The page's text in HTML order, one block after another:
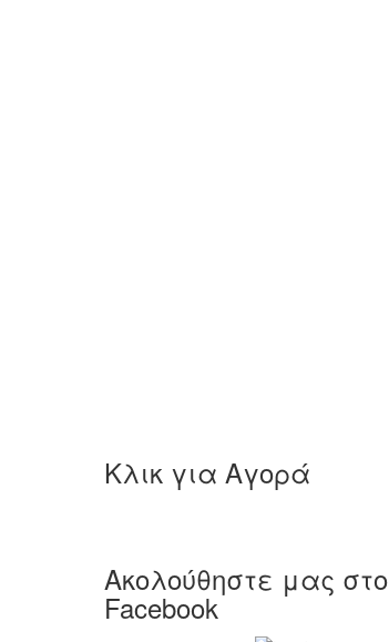
Κλικ για Αγορά
Ακολούθηστε μας στο
Facebook